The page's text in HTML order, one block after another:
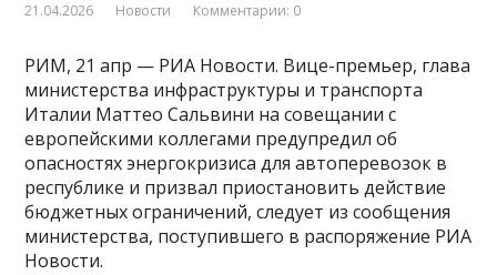
21.04.2026 Новости Комментарии: 0
РИМ, 21 апр — РИА Новости. Вице-премьер, глава
министерства инфраструктуры и транспорта
Италии Маттео Сальвини на совещании с
европейскими коллегами предупредил об
опасностях энергокризиса для автоперевозок в
республике и призвал приостановить действие
бюджетных ограничений, следует из сообщения
министерства, поступившего в распоряжение РИА
Новости.